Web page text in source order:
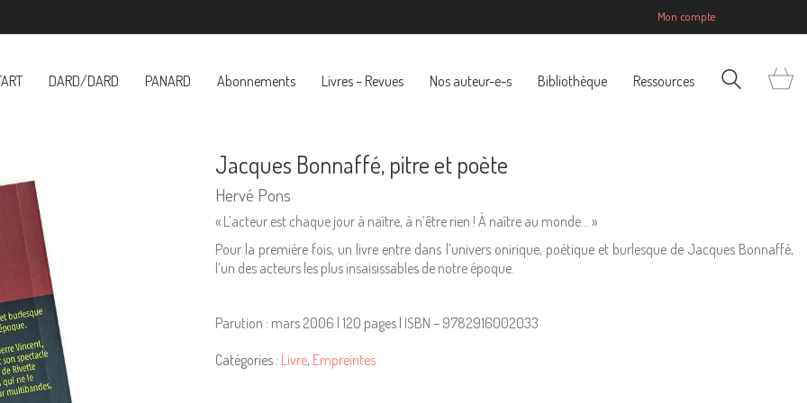
Mon compte
DARD/DARD PANARD Abonnements Livres – Revues Nos auteur-e-s Bibliothèque Ressources
Jacques Bonnaffé, pitre et poète
Hervé Pons
« L’acteur est chaque jour à naître, à n’être rien ! À naître au monde… »
Pour la première fois, un livre entre dans l’univers onirique, poétique et burlesque de Jacques Bonnaffé,
l’un des acteurs les plus insaisissables de notre époque.
Parution : mars 2006 | 120 pages | ISBN – 9782916002033
Catégories : Livre, Empreintes